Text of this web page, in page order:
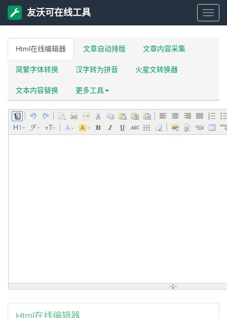
友
线
友沃可在线工具
Html在线编辑器 文章自动排版 文章内容采集
简繁字体转换 汉字转为拼音 火星文转换器
文本内容替换 更多工具
Html在线编辑器